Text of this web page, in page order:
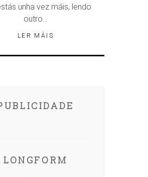
unha vez máis, lendo
outro…
LER MÁIS
LONGFORM